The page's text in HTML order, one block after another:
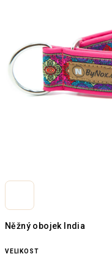
Něžný obojek India
VELIKOST